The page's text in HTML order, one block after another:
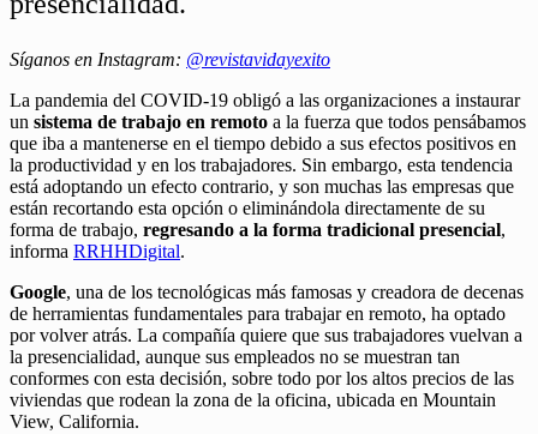
Síganos en Instagram: @revistavidayexito
La pandemia del COVID-19 obligó a las organizaciones a instaurar
un sistema de trabajo en remoto a la fuerza que todos pensábamos
que iba a mantenerse en el tiempo debido a sus efectos positivos en
la productividad y en los trabajadores. Sin embargo, esta tendencia
está adoptando un efecto contrario, y son muchas las empresas que
están recortando esta opción o eliminándola directamente de su
forma de trabajo, regresando a la forma tradicional presencial,
informa RRHHDigital.
Google, una de los tecnológicas más famosas y creadora de decenas
de herramientas fundamentales para trabajar en remoto, ha optado
por volver atrás. La compañía quiere que sus trabajadores vuelvan a
la presencialidad, aunque sus empleados no se muestran tan
conformes con esta decisión, sobre todo por los altos precios de las
viviendas que rodean la zona de la oficina, ubicada en Mountain
View, California.